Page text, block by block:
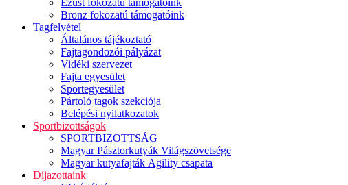
Ezüst fokozatú támogatóink
Bronz fokozatú támogatóink
Tagfelvétel
Általános tájékoztató
Fajtagondozói pályázat
Vidéki szervezet
Fajta egyesület
Sportegyesület
Pártoló tagok szekciója
Belépési nyilatkozatok
Sportbizottságok
SPORTBIZOTTSÁG
Magyar Pásztorkutyák Világszövetsége
Magyar kutyafajták Agility csapata
Díjazottaink